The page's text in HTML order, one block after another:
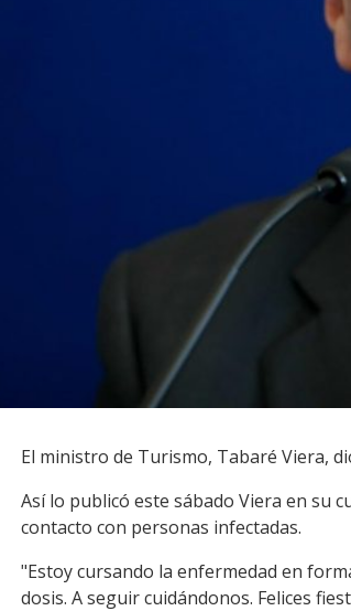
Facebook
WhatsApp
El ministro de Turismo, Tabaré Viera,
Así lo publicó este sábado Viera en su
contacto con personas infectadas.
"Estoy cursando la enfermedad en
dosis. A seguir cuidándonos. Felices